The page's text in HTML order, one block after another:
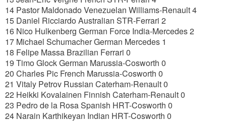
14 Pastor Maldonado Venezuelan Williams-Renault 4
15 Daniel Ricciardo Australian STR-Ferrari 2
16 Nico Hulkenberg German Force India-Mercedes 2
17 Michael Schumacher German Mercedes 1
18 Felipe Massa Brazilian Ferrari 0
19 Timo Glock German Marussia-Cosworth 0
20 Charles Pic French Marussia-Cosworth 0
21 Vitaly Petrov Russian Caterham-Renault 0
22 Heikki Kovalainen Finnish Caterham-Renault 0
23 Pedro de la Rosa Spanish HRT-Cosworth 0
24 Narain Karthikeyan Indian HRT-Cosworth 0